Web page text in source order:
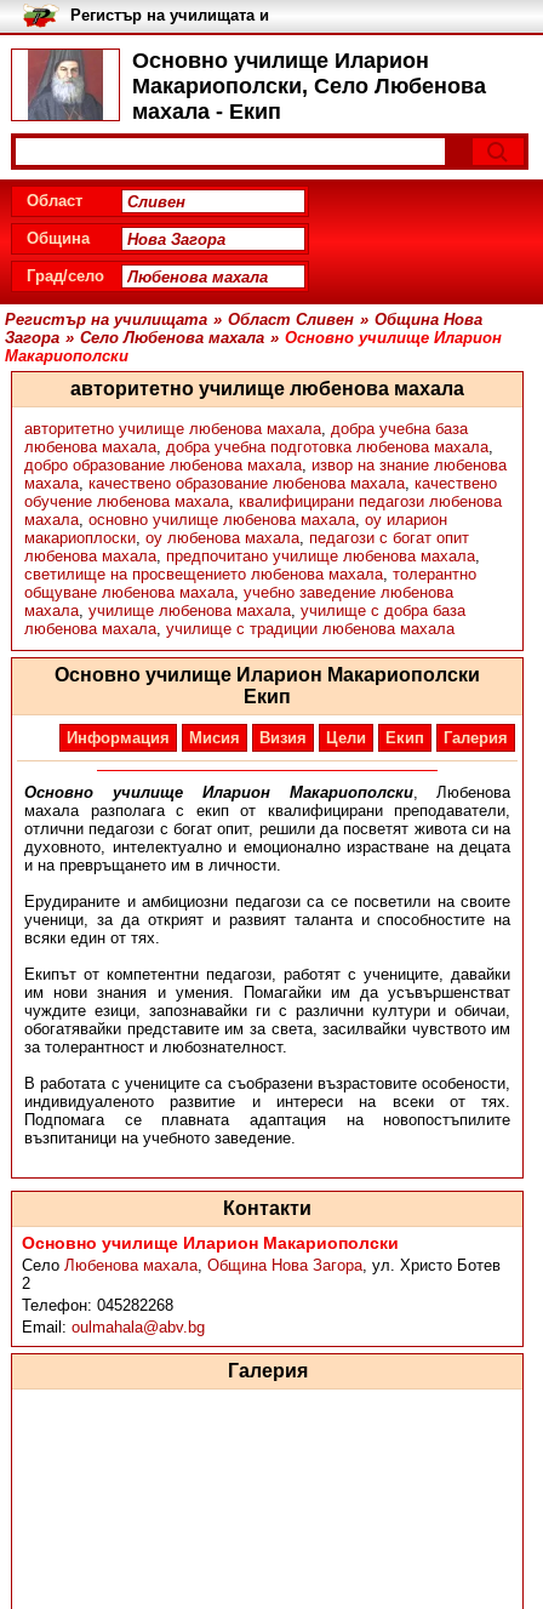
Основно училище Иларион
Макариополски, Село Любенова
махала - Екип
Регистър на училищата и
университетите в България
Област
Община
Град/село
Регистър на училищата » Област Сливен » Община Нова
Загора » Село Любенова махала » Основно училище Иларион
Макариополски
авторитетно училище любенова махала
авторитетно училище любенова махала, добра учебна база
любенова махала, добра учебна подготовка любенова махала,
добро образование любенова махала, извор на знание любенова
махала, качествено образование любенова махала, качествено
обучение любенова махала, квалифицирани педагози любенова
махала, основно училище любенова махала, оу иларион
макариоплоски, оу любенова махала, педагози с богат опит
любенова махала, предпочитано училище любенова махала,
светилище на просвещението любенова махала, толерантно
общуване любенова махала, учебно заведение любенова
махала, училище любенова махала, училище с добра база
любенова махала, училище с традиции любенова махала
Основно училище Иларион Макариополски
Екип
Информация Мисия Визия Цели Екип Галерия
Основно училище Иларион Макариополски, Любенова
махала разполага с екип от квалифицирани преподаватели,
отлични педагози с богат опит, решили да посветят живота си на
духовното, интелектуално и емоционално израстване на децата
и на превръщането им в личности.
Ерудираните и амбициозни педагози са се посветили на своите
ученици, за да открият и развият таланта и способностите на
всяки един от тях.
Екипът от компетентни педагози, работят с учениците, давайки
им нови знания и умения. Помагайки им да усъвършенстват
чуждите езици, запознавайки ги с различни култури и обичаи,
обогатявайки представите им за света, засилвайки чувството им
за толерантност и любознателност.
В работата с учениците са съобразени възрастовите особености,
индивидуаленото развитие и интереси на всеки от тях.
Подпомага се плавната адаптация на новопостъпилите
възпитаници на учебното заведение.
Контакти
Основно училище Иларион Макариополски
СелоЛюбенова махала,Община Нова Загора,ул. Христо Ботев
2
Телефон:045282268
Email:oulmahala@abv.bg
Галерия